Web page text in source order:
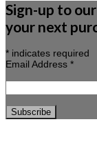
Sign-up to
your next
* indicates required
Email Address *